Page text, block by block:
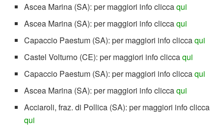
Ascea Marina (SA): per maggiori info cliccaqui
Ascea Marina (SA): per maggiori info cliccaqui
Capaccio Paestum (SA): per maggiori info cliccaqui
Castel Volturno (CE): per maggiori info cliccaqui
Capaccio Paestum (SA): per maggiori info cliccaqui
Ascea Marina (SA): per maggiori info cliccaqui
Acciaroli, fraz. di Pollica (SA): per maggiori info clicca
qui